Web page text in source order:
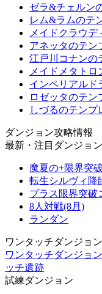
ゼラ&チェルン
レム&ラムのテ
メイドクラウデ
アネッタのテン
江戸川コナンの
メイドメタトロ
インペリアルド
ロゼッタのテン
しづるのテンプ
ダンジョン攻略情報
最新・注目ダンジョン
魔夏の+限界突
転生シルヴィ降
プラス限界突破
8人対戦(8月)
ランダン
ワンタッチダンジョン
ワンタッチダンジョ
ッチ遺跡
試練ダンジョン